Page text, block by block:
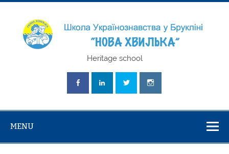
Skip
"Нова
Heritage school
MENU